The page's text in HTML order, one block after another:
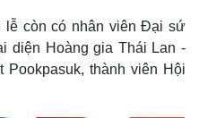
lễ còn có nhân viên Đại sứ
diện Hoàng gia Thái Lan -
thành viên Hội